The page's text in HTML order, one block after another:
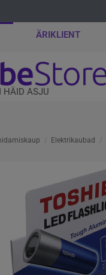
ÄRIKLIENT
HÄID ASJU
Elektrikaubad